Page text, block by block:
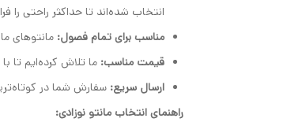
انتخاب شده‌اند تا حداکثر راحتی را
مناسب برای تمام فصول: مانتوهای
قیمت مناسب: ما تلاش کرده‌ایم تا
ارسال سریع: سفارش شما در
راهنمای انتخاب مانتو نوزادی: